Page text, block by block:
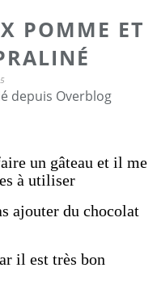
POMME ET
depuis Overblog
un gâteau et il me
à utiliser
ajouter du chocolat
il est très bon